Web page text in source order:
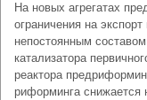
На новых агрегатах
ограничения на
непостоянным
катализатора
реактора
риформинга снижается